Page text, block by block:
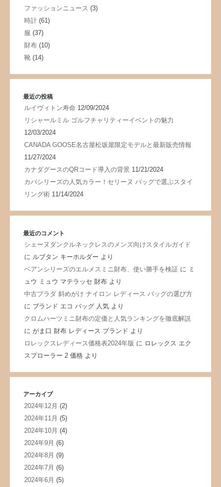
ファッションニュース (3)
時計(61)
服 (37)
財布(10)
靴(14)
最近の投稿
ルイヴィトン寿命 12/09/2024
リシャールミル ゴルフチャリティーイベントの魅力
12/03/2024
CANADA GOOSE名古屋松坂屋限定モデルと最新販売情報
11/27/2024
カナダグースのQRコード導入の背景 11/21/2024
カバシリーズの人気カラー！セリーヌ バッグで選ぶスタイ
リング術 11/14/2024
最近のコメント
シェーヌダンクルネックレスのメンズ向けスタイルガイド
に ルブタン キーホルダー より
ベアンシリーズのエルメスミニ財布、使い勝手を検証に ミ
ュウ ミュウ マテラッセ 財布より
中古プラダ 斜めがけ ナイロン レディース バッグの選び方
に ブランド エコ バッグ 人気より
クロムハーツミニ財布の定価と人気ランキングを徹底解説
に がま口 財布 レディース ブランド より
ロレックスレディース価格表2024年版 に ロレックス エク
スプローラー 2 価格より
アーカイブ
2024年12月 (2)
2024年11月 (5)
2024年10月 (4)
2024年9月 (6)
2024年8月 (9)
2024年7月 (6)
2024年6月 (5)